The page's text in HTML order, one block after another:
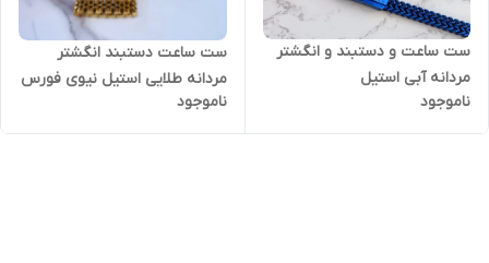
ست ساعت و دستبند و انگشتر
مردانه آبی استیل
ناموجود
ست ساعت دستبند انگشتر
مردانه طلایی استیل نیوی فورس
ناموجود